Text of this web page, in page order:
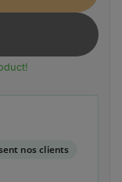
nos clients